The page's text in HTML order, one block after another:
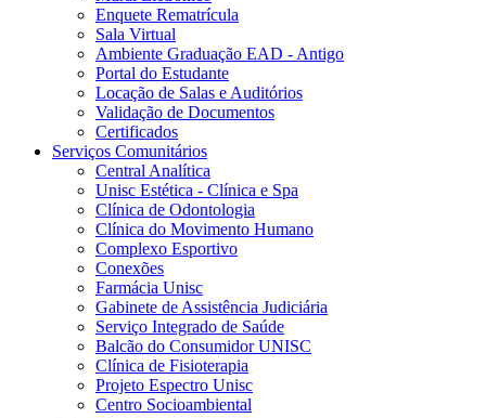
Enquete Rematrícula
Sala Virtual
Ambiente Graduação EAD - Antigo
Portal do Estudante
Locação de Salas e Auditórios
Validação de Documentos
Certificados
Serviços Comunitários
Central Analítica
Unisc Estética - Clínica e Spa
Clínica de Odontologia
Clínica do Movimento Humano
Complexo Esportivo
Conexões
Farmácia Unisc
Gabinete de Assistência Judiciária
Serviço Integrado de Saúde
Balcão do Consumidor UNISC
Clínica de Fisioterapia
Projeto Espectro Unisc
Centro Socioambiental